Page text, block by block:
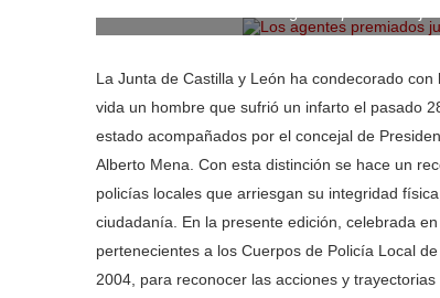
La Junta de Castilla y León ha condecorado
vida un hombre que sufrió un infarto el pasado
estado acompañados por el concejal de
Alberto Mena. Con esta distinción se hace un
policías locales que arriesgan su integridad
ciudadanía. En la presente edición, celebrada
pertenecientes a los Cuerpos de Policía Local
2004, para reconocer las acciones y